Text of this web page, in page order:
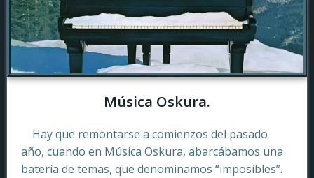
Música Oskura.
Hay que remontarse a comienzos del pasado
año, cuando en Música Oskura, abarcábamos una
batería de temas, que denominamos “imposibles”.